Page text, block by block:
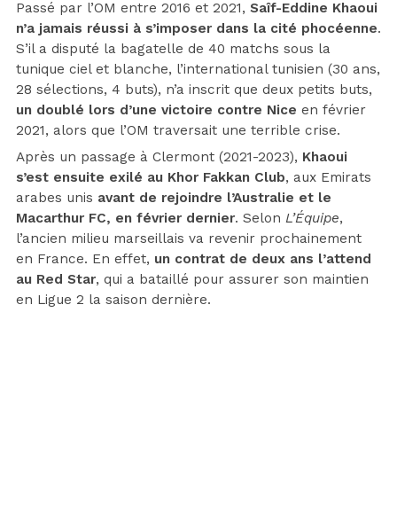
Passé par l’OM entre 2016 et 2021, Saîf-Eddine Khaoui
n’a jamais réussi à s’imposer dans la cité phocéenne.
S’il a disputé la bagatelle de 40 matchs sous la
tunique ciel et blanche, l’international tunisien (30 ans,
28 sélections, 4 buts), n’a inscrit que deux petits buts,
un doublé lors d’une victoire contre Nice en février
2021, alors que l’OM traversait une terrible crise.
Après un passage à Clermont (2021-2023), Khaoui
s’est ensuite exilé au Khor Fakkan Club, aux Emirats
arabes unis avant de rejoindre l’Australie et le
Macarthur FC, en février dernier. Selon L’Équipe,
l’ancien milieu marseillais va revenir prochainement
en France. En effet, un contrat de deux ans l’attend
au Red Star, qui a bataillé pour assurer son maintien
en Ligue 2 la saison dernière.